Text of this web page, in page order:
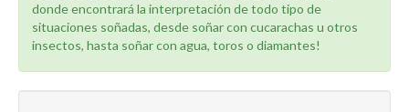
donde encontrará la interpretación de todo tipo de
situaciones soñadas, desde soñar con cucarachas u otros
insectos, hasta soñar con agua, toros o diamantes!